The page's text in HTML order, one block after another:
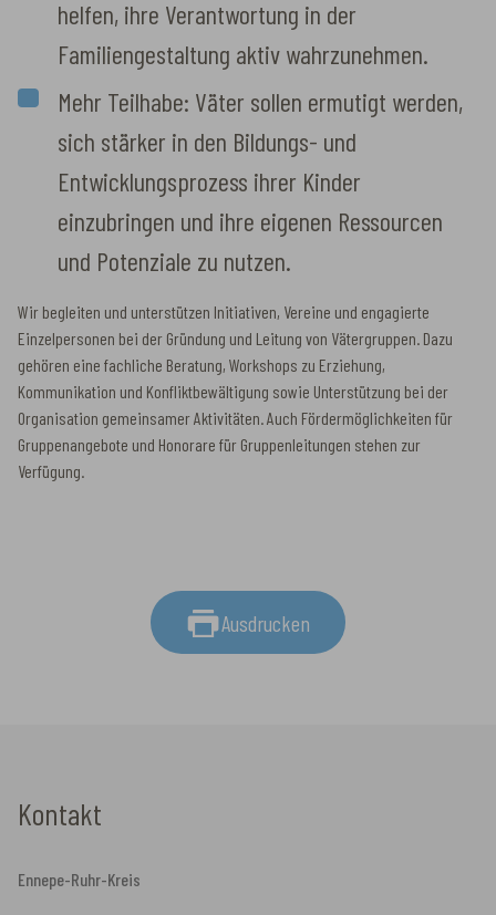
helfen, ihre Verantwortung in der
Familiengestaltung aktiv wahrzunehmen.
Mehr Teilhabe: Väter sollen ermutigt werden,
sich stärker in den Bildungs- und
Entwicklungsprozess ihrer Kinder
einzubringen und ihre eigenen Ressourcen
und Potenziale zu nutzen.
Wir begleiten und unterstützen Initiativen, Vereine und engagierte
Einzelpersonen bei der Gründung und Leitung von Vätergruppen. Dazu
gehören eine fachliche Beratung, Workshops zu Erziehung,
Kommunikation und Konfliktbewältigung sowie Unterstützung bei der
Organisation gemeinsamer Aktivitäten. Auch Fördermöglichkeiten für
Gruppenangebote und Honorare für Gruppenleitungen stehen zur
Verfügung.
Ausdrucken
Kontakt
Ennepe-Ruhr-Kreis